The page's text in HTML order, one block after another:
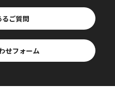
るご質問
せフォーム